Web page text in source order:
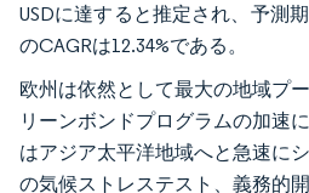
USDに達すると推定され、予測
のCAGRは12.34%である。
欧州は依然として最大の地域プ
リーンボンドプログラムの加速
はアジア太平洋地域へと急速に
の気候ストレステスト、義務的